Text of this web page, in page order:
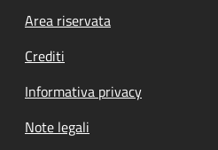
Footer menu
Area riservata
Crediti
Informativa privacy
Note legali